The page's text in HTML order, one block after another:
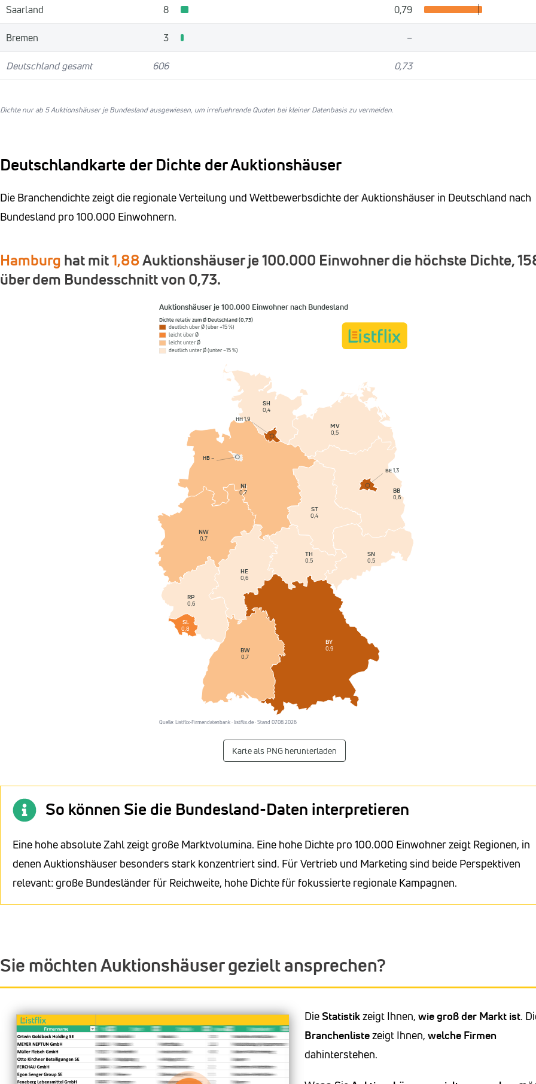
Saarland 8 0,79
Bremen 3 –
Deutschland gesamt 606 0,73
Dichte nur ab 5 Auktionshäuser je Bundesland ausgewiesen, um irrefuehrende Quoten bei kleiner Datenbasis zu vermeiden.
Deutschlandkarte der Dichte der Auktionshäuser
Die Branchendichte zeigt die regionale Verteilung und Wettbewerbsdichte der Auktionshäuser in Deutschland nach
Bundesland pro 100.000 Einwohnern.
Hamburg hat mit1,88Auktionshäuser je 100.000 Einwohner die höchste Dichte,
über dem Bundesschnitt von 0,73.
Auktionshäuser je 100.000 Einwohner nach Bundesland
Dichte relativ zum Ø Deutschland (0,73)
deutlich über Ø (über +15 %)
leicht über Ø
leicht unter Ø
deutlich unter Ø (unter −15 %)
BW
0,7
BY
0,9
BB
0,6
HE
0,6
MV
0,5
NI
0,7
NW
0,7
RP
0,6
SL
0,8
ST
0,4
SN
0,5
SH
0,4
TH
0,5
BE1,3
HB–
HH1,9
Quelle: Listflix-Firmendatenbank · listflix.de · Stand 07.08.2026
Karte als PNG herunterladen
So können Sie die Bundesland-Daten interpretieren
Eine hohe absolute Zahl zeigt große Marktvolumina. Eine hohe Dichte pro 100.000 Einwohner zeigt Regionen, in
denen Auktionshäuser besonders stark konzentriert sind. Für Vertrieb und Marketing sind beide Perspektiven
relevant: große Bundesländer für Reichweite, hohe Dichte für fokussierte regionale Kampagnen.
Sie möchten Auktionshäuser gezielt ansprechen?
DieStatistikzeigt Ihnen,wie groß der Markt ist.
Branchenlistezeigt Ihnen,welche Firmen
dahinterstehen.